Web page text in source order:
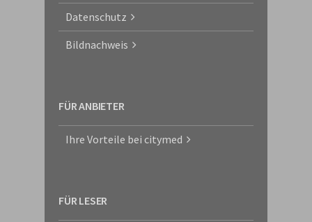
Datenschutz
Bildnachweis
FÜR ANBIETER
Ihre Vorteile bei citymed
FÜR LESER